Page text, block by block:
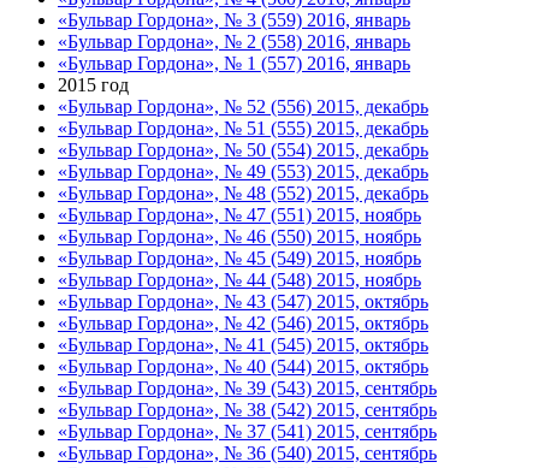
«Бульвар Гордона», № 3 (559) 2016, январь
«Бульвар Гордона», № 2 (558) 2016, январь
«Бульвар Гордона», № 1 (557) 2016, январь
2015 год
«Бульвар Гордона», № 52 (556) 2015, декабрь
«Бульвар Гордона», № 51 (555) 2015, декабрь
«Бульвар Гордона», № 50 (554) 2015, декабрь
«Бульвар Гордона», № 49 (553) 2015, декабрь
«Бульвар Гордона», № 48 (552) 2015, декабрь
«Бульвар Гордона», № 47 (551) 2015, ноябрь
«Бульвар Гордона», № 46 (550) 2015, ноябрь
«Бульвар Гордона», № 45 (549) 2015, ноябрь
«Бульвар Гордона», № 44 (548) 2015, ноябрь
«Бульвар Гордона», № 43 (547) 2015, октябрь
«Бульвар Гордона», № 42 (546) 2015, октябрь
«Бульвар Гордона», № 41 (545) 2015, октябрь
«Бульвар Гордона», № 40 (544) 2015, октябрь
«Бульвар Гордона», № 39 (543) 2015, сентябрь
«Бульвар Гордона», № 38 (542) 2015, сентябрь
«Бульвар Гордона», № 37 (541) 2015, сентябрь
«Бульвар Гордона», № 36 (540) 2015, сентябрь